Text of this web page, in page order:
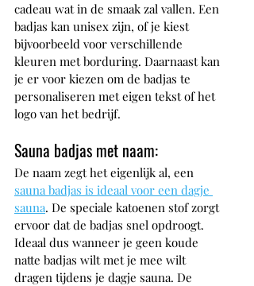
cadeau wat in de smaak zal vallen. Een
badjas kan unisex zijn, of je kiest
bijvoorbeeld voor verschillende
kleuren met borduring. Daarnaast kan
je er voor kiezen om de badjas te
personaliseren met eigen tekst of het
logo van het bedrijf.
Sauna badjas met naam:
De naam zegt het eigenlijk al, een
sauna badjas is ideaal voor een dagje
sauna. De speciale katoenen stof zorgt
ervoor dat de badjas snel opdroogt.
Ideaal dus wanneer je geen koude
natte badjas wilt met je mee wilt
dragen tijdens je dagje sauna. De